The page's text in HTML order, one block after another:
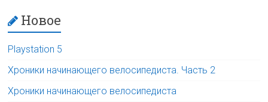
Новое
Playstation 5
Хроники начинающего велосипедиста. Часть 2
Хроники начинающего велосипедиста